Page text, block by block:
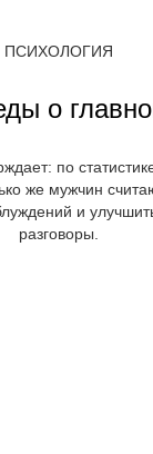
ПСИХОЛОГИЯ
о
по
же мужчин
и
разговоры.